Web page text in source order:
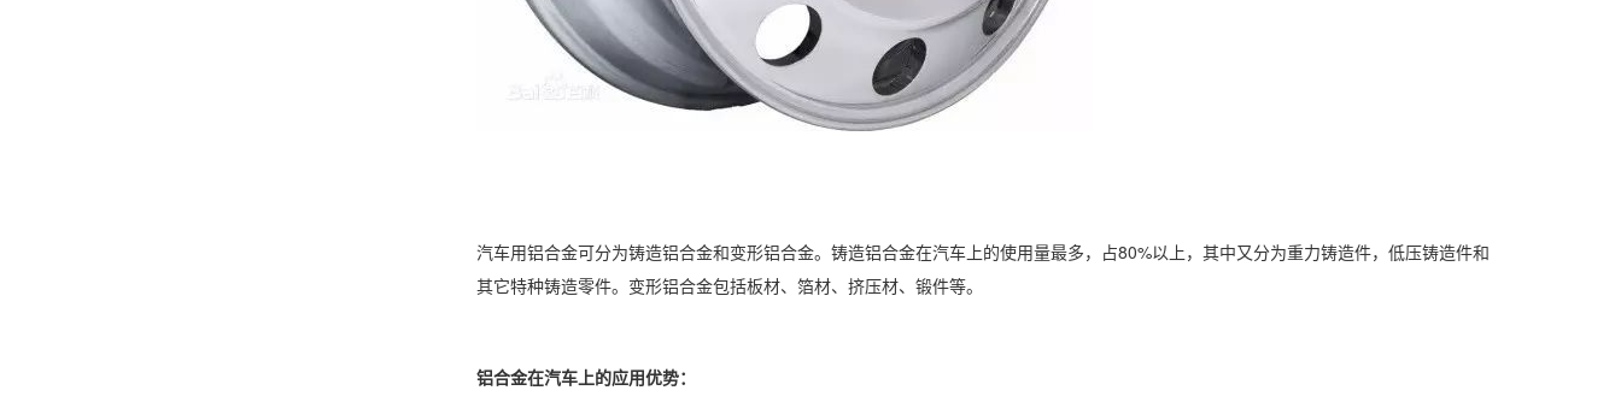
汽车用铝合金可分为铸造铝合金和变形铝合金。铸造铝合金在汽车上的使用量最多，占80%以上，其中又分为重力铸造件，低压铸造件和
其它特种铸造零件。变形铝合金包括板材、箔材、挤压材、锻件等。
铝合金在汽车上的应用优势：